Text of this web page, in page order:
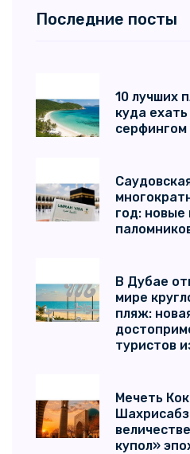
Последние посты
10 лучших
куда
год:
В Дубае
мире
пляж:
туристов
Мечеть
купол»